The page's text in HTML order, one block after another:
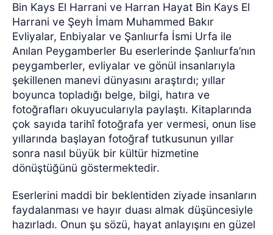
Bin Kays El Harrani ve Harran Hayat Bin Kays El
Harrani ve Şeyh İmam Muhammed Bakır
Evliyalar, Enbiyalar ve Şanlıurfa İsmi Urfa ile
Anılan Peygamberler Bu eserlerinde Şanlıurfa’nın
peygamberler, evliyalar ve gönül insanlarıyla
şekillenen manevi dünyasını araştırdı; yıllar
boyunca topladığı belge, bilgi, hatıra ve
fotoğrafları okuyucularıyla paylaştı. Kitaplarında
çok sayıda tarihî fotoğrafa yer vermesi, onun lise
yıllarında başlayan fotoğraf tutkusunun yıllar
sonra nasıl büyük bir kültür hizmetine
dönüştüğünü göstermektedir.
Eserlerini maddi bir beklentiden ziyade insanların
faydalanması ve hayır duası almak düşüncesiyle
hazırladı. Onun şu sözü, hayat anlayışını en güzel